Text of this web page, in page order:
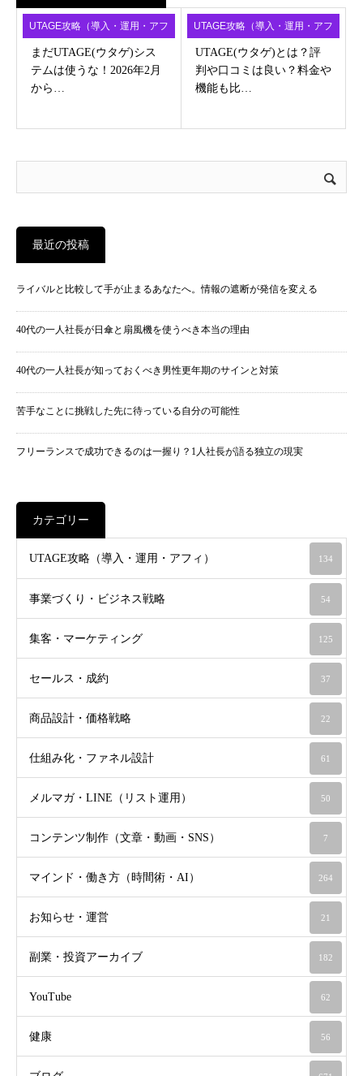
UTAGE攻略（導入・運用・アフ
ィ）
まだUTAGE(ウタゲ)シス
テムは使うな！2026年2月
から…
UTAGE攻略（導入・運用・アフ
ィ）
UTAGE(ウタゲ)とは？評
判や口コミは良い？料金や
機能も比…
最近の投稿
ライバルと比較して手が止まるあなたへ。情報の遮断が発信を変える
40代の一人社長が日傘と扇風機を使うべき本当の理由
40代の一人社長が知っておくべき男性更年期のサインと対策
苦手なことに挑戦した先に待っている自分の可能性
フリーランスで成功できるのは一握り？1人社長が語る独立の現実
カテゴリー
UTAGE攻略（導入・運用・アフィ） 134
事業づくり・ビジネス戦略 54
集客・マーケティング 125
セールス・成約 37
商品設計・価格戦略 22
仕組み化・ファネル設計 61
メルマガ・LINE（リスト運用） 50
コンテンツ制作（文章・動画・SNS） 7
マインド・働き方（時間術・AI） 264
お知らせ・運営 21
副業・投資アーカイブ 182
YouTube 62
健康 56